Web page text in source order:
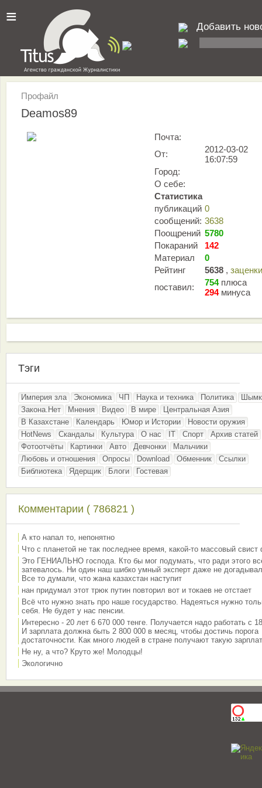
≡ Добавить
Профайл
Deamos89
Почта:
От:
2012-03-02
16:07:59
Город:
О себе:
Статистика
публикаций 0
сообщений: 3638
Поощрений 5780
Покараний
142
Материал
0
Рейтинг
5638 , заценки
поставил:
754плюса
294минуса
Тэги
Империя зла Экономика ЧП Наука и техника Политика
Закона.Нет
Мнения Видео В мире
Центральная Азия
В Казахстане
Календарь Юмор и Истории
Новости оружия
HotNews
Скандалы Культура О нас IT Спорт
Архив статей
Фотоотчёты
Картинки Авто Девчонки
Мальчики
Любовь и отношения
Опросы Download Обменник
Ссылки
Библиотека
Ядерщик Блоги Гостевая
Комментарии ( 786821 )
А кто напал то, непонятно
Что с планетой не так последнее время, какой-то массовый свист
Это ГЕНИАЛЬНО господа. Кто бы мог подумать, что ради этого
затевалось. Ни один наш шибко умный эксперт даже не
Все то думали, что жана казахстан наступит
нан придумал этот трюк путин повторил вот и токаев не отстает
Всё что нужно знать про наше государство. Надеяться нужно
себя. Не будет у нас пенсии.
Интересно - 20 лет 6 670 000 тенге. Получается надо работать с
И зарплата должна быть 2 800 000 в месяц, чтобы достичь порога
достаточности. Как много людей в стране получают такую
Не ну, а что? Круто же! Молодцы!
Экологично